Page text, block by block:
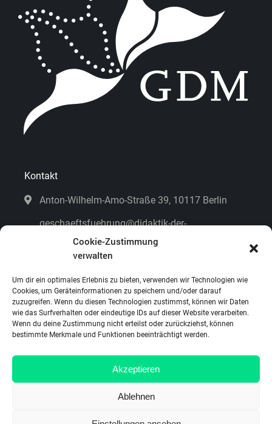
Cookie-Zustimmung
verwalten
Um dir ein optimales Erlebnis zu bieten, verwenden wir Technologien wie
Cookies, um Geräteinformationen zu speichern und/oder darauf
zuzugreifen. Wenn du diesen Technologien zustimmst, können wir Daten
wie das Surfverhalten oder eindeutige IDs auf dieser Website verarbeiten.
Wenn du deine Zustimmung nicht erteilst oder zurückziehst, können
bestimmte Merkmale und Funktionen beeinträchtigt werden.
Akzeptieren
Ablehnen
Kontakt
Anton-Wilhelm-Amo-Straße 39, 10117 Berlin
geschaeftsfuehrung@didaktik-der-
mathematik.de
Kontaktformular
Fehler melden
Lizenzen und Bildrechte